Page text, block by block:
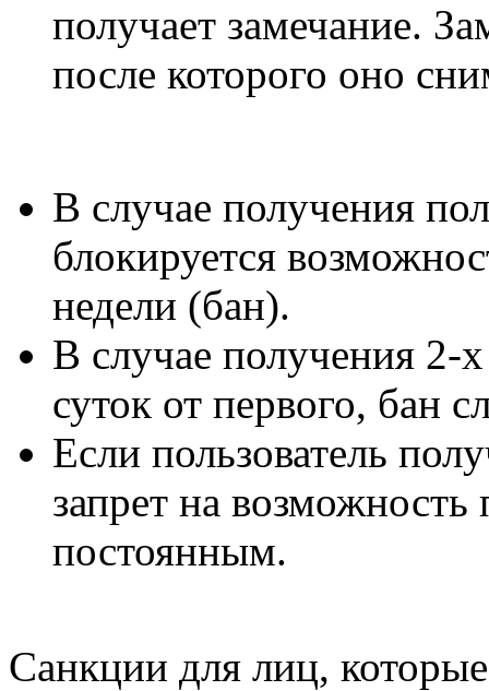
получает замечание.
после которого оно
В случае получения
блокируется
недели (бан).
В случае получения 2-
суток от первого, бан
Если пользователь
запрет на возможность
постоянным.
Санкции для лиц,